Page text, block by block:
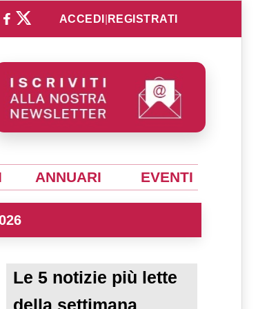
ACCEDI REGISTRATI
ANNUARI EVENTI
Le 5 notizie più lette
della settimana